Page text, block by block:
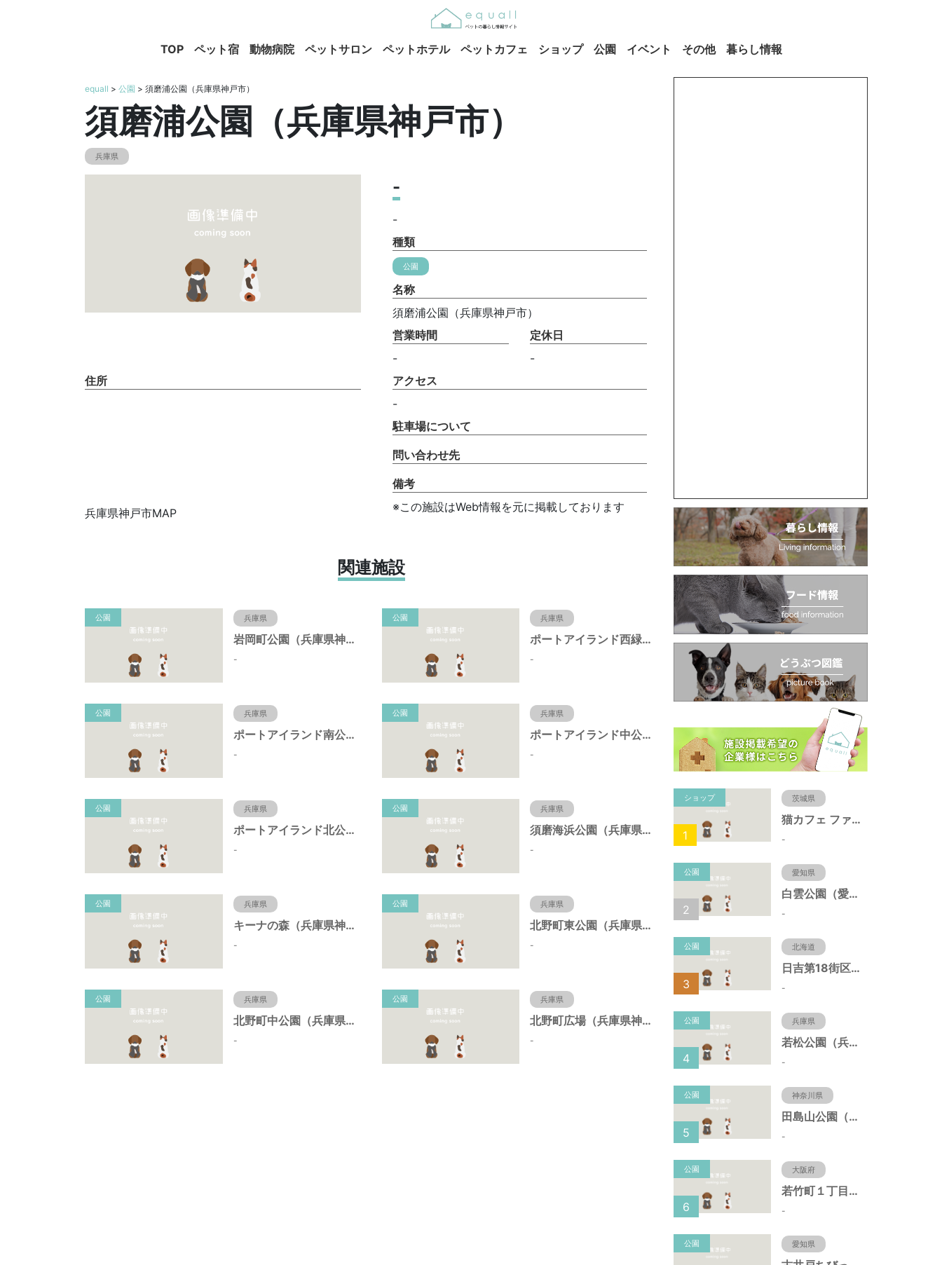
TOP ペット宿 動物病院 ペットサロン ペットホテル ペットカフェ ショップ 公園 イベント その他 暮らし情報
equall > 公園 > 須磨浦公園（兵庫県神戸市）
須磨浦公園（兵庫県神戸市）
兵庫県
-
-
種類
公園
名称
須磨浦公園（兵庫県神戸市）
営業時間
-
定休日
-
住所
兵庫県神戸市MAP
アクセス
-
駐車場について
問い合わせ先
備考
※この施設はWeb情報を元に掲載しております
関連施設
公園 兵庫県
岩岡町公園（兵庫県神戸市）
-
公園 兵庫県
ポートアイランド西緑地（兵庫県神戸市）
-
公園 兵庫県
ポートアイランド南公園（兵庫県神戸市）
-
公園 兵庫県
ポートアイランド中公園（兵庫県神戸市）
-
公園 兵庫県
ポートアイランド北公園（兵庫県神戸市）
-
公園 兵庫県
須磨海浜公園（兵庫県神戸市）
-
公園 兵庫県
キーナの森（兵庫県神戸市）
-
公園 兵庫県
北野町東公園（兵庫県神戸市）
-
公園 兵庫県
北野町中公園（兵庫県神戸市）
-
公園 兵庫県
北野町広場（兵庫県神戸市）
-
ショップ 茨城県
猫カフェ ファミリーズ
-
1
公園 愛知県
白雲公園（愛知県名古屋市）
-
2
公園 北海道
日吉第18街区公園（北海道函館市）
-
3
公園 兵庫県
若松公園（兵庫県神戸市）
-
4
公園 神奈川県
田島山公園（神奈川県藤沢市）
-
5
公園 大阪府
若竹町１丁目第３公園（大阪府豊中市）
-
6
公園 愛知県